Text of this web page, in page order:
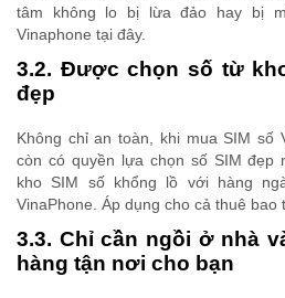
tâm không lo bị lừa đảo hay bị
Vinaphone tại đây.
3.2. Được chọn số từ
đẹp
Không chỉ an toàn, khi mua SIM số
còn có quyền lựa chọn số SIM đẹp
kho SIM số khổng lồ với hàng
VinaPhone. Áp dụng cho cả thuê bao
3.3. Chỉ cần ngồi ở nhà
hàng tận nơi cho bạn